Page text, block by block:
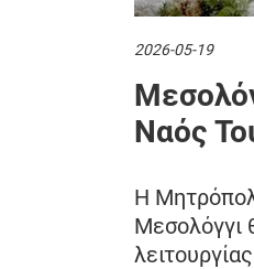
2026-05-19
Ναός
Η
Μεσολόγγι